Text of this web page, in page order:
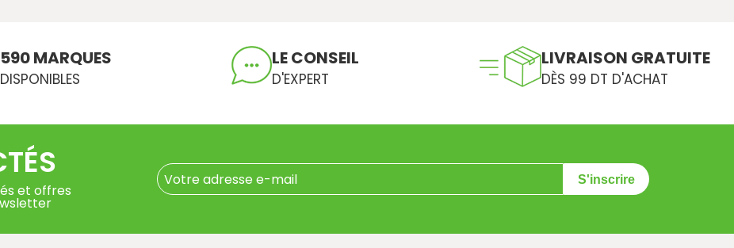
590 MARQUES
DISPONIBLES
LE CONSEIL
D'EXPERT
LIVRAISON GRATUITE
DÈS 99 DT D'ACHAT
et offres
S'inscrire